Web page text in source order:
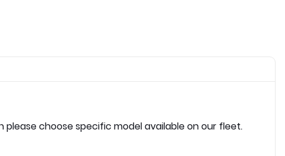
please choose specific model available on our fleet.